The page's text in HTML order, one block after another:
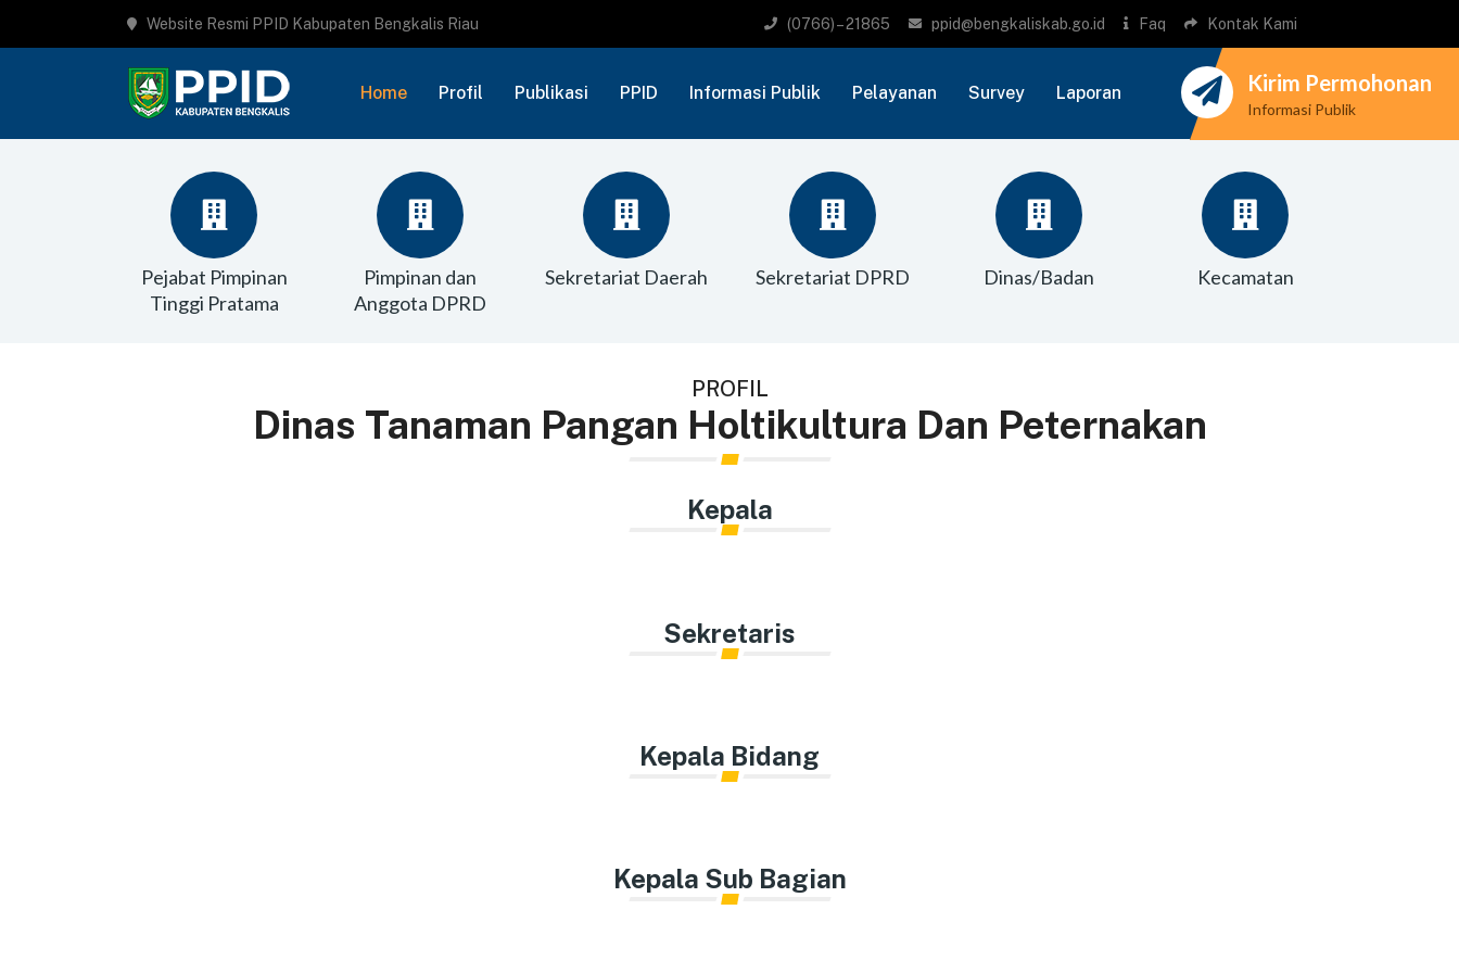
Website Resmi PPID Kabupaten Bengkalis Riau (0766) – 21865 ppid@bengkaliskab.go.id Faq Kontak Kami
Home Profil Publikasi PPID Informasi Publik Pelayanan Survey Laporan Kirim Permohonan
Informasi Publik
Pejabat Pimpinan
Tinggi Pratama
Pimpinan dan
Anggota DPRD
Sekretariat Daerah Sekretariat DPRD Dinas/Badan Kecamatan
PROFIL
Dinas Tanaman Pangan Holtikultura Dan Peternakan
Kepala
Sekretaris
Kepala Bidang
Kepala Sub Bagian